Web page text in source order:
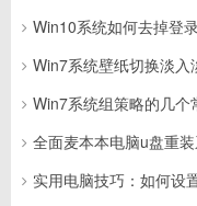
Win10系统如何去掉登
Win7系统壁纸切换淡入
Win7系统组策略的几
全面麦本本电脑u盘重
实用电脑技巧：如何设置